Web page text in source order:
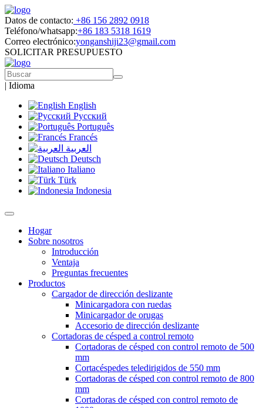
Datos de contacto: +86 156 2892 0918
Teléfono/whatsapp:+86 183 5318 1619
Correo electrónico:yonganshiji23@gmail.com
SOLICITAR PRESUPUESTO
| Idioma
English
Русский
Português
Francés
العربية
Deutsch
Italiano
Türk
Indonesia
Hogar
Sobre nosotros
Introducción
Ventaja
Preguntas frecuentes
Productos
Cargador de dirección deslizante
Minicargadora con ruedas
Minicargador de orugas
Accesorio de dirección deslizante
Cortadoras de césped a control remoto
Cortadoras de césped con control remoto de 500
mm
Cortacéspedes teledirigidos de 550 mm
Cortadoras de césped con control remoto de 800
mm
Cortadoras de césped con control remoto de